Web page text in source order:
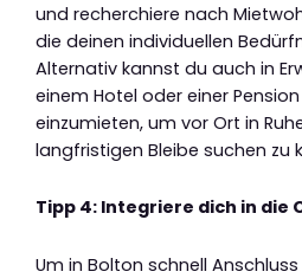
und recherchiere nach
die deinen individuellen
Alternativ kannst du auch in
einem Hotel oder einer
einzumieten, um vor Ort in
langfristigen Bleibe suchen zu
Tipp 4: Integriere dich in die
Um in Bolton schnell